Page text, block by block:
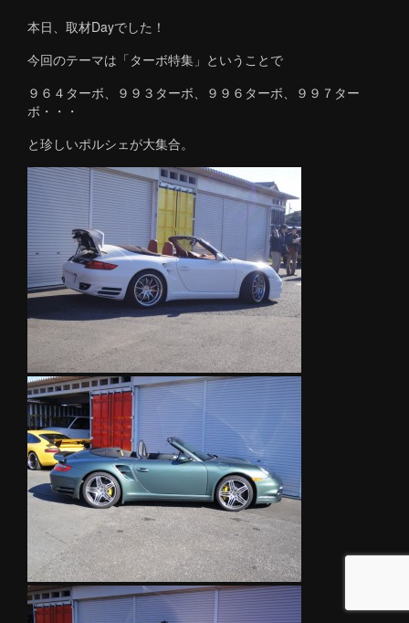
本日、取材Dayでした！
今回のテーマは「ターボ特集」ということで
９６４ターボ、９９３ターボ、９９６ターボ、９９７ター
ボ・・・
と珍しいポルシェが大集合。